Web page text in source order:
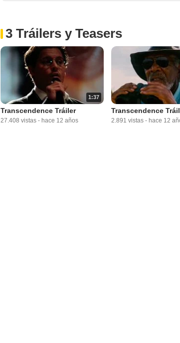
3 Tráilers y Teasers
1:37
Transcendence Tráiler
27.408 vistas - hace 12 años
Transcendence
2.891 vistas - hace 12